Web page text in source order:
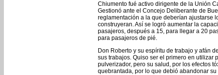
Chiumento fué activo dirigente de la Unión
Gestionó ante el Concejo Deliberante de
reglamentación a la que deberían ajustarse
construyeran. Así se logró aumentar la
pasajeros, después a 15, para llegar a 20
para pasajeros de pié.
Don Roberto y su espíritu de trabajo y afán
sus trabajos. Quiso ser el primero en utilizar
pulverizador, pero su salud, por los efectos
quebrantada, por lo que debió abandonar